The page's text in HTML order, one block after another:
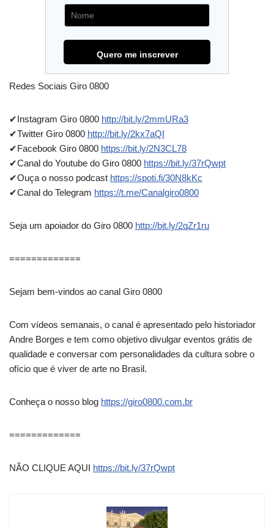
Redes Sociais Giro 0800
✔Instagram Giro 0800 http://bit.ly/2mmURa3
✔Twitter Giro 0800 http://bit.ly/2kx7aQI
✔Facebook Giro 0800 https://bit.ly/2N3CL78
✔Canal do Youtube do Giro 0800 https://bit.ly/37rQwpt
✔Ouça o nosso podcast https://spoti.fi/30N8kKc
✔Canal do Telegram https://t.me/Canalgiro0800
Seja um apoiador do Giro 0800 http://bit.ly/2qZr1ru
=============
Sejam bem-vindos ao canal Giro 0800
Com vídeos semanais, o canal é apresentado pelo historiador
Andre Borges e tem como objetivo divulgar eventos grátis de
qualidade e conversar com personalidades da cultura sobre o
ofício que é viver de arte no Brasil.
Conheça o nosso blog https://giro0800.com.br
=============
NÃO CLIQUE AQUI https://bit.ly/37rQwpt